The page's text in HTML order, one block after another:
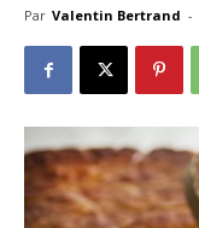
Par Valentin Bertrand -